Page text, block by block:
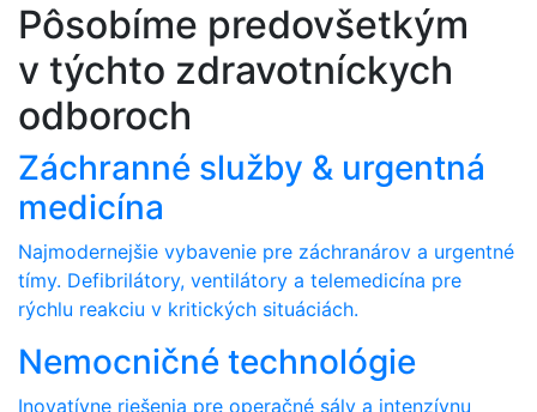
Pôsobíme predovšetkým
v týchto zdravotníckych
odboroch
Záchranné služby & urgentná
medicína
Najmodernejšie vybavenie pre záchranárov a urgentné
tímy. Defibrilátory, ventilátory a telemedicína pre
rýchlu reakciu v kritických situáciách.
Nemocničné technológie
Inovatívne riešenia pre operačné sály a intenzívnu